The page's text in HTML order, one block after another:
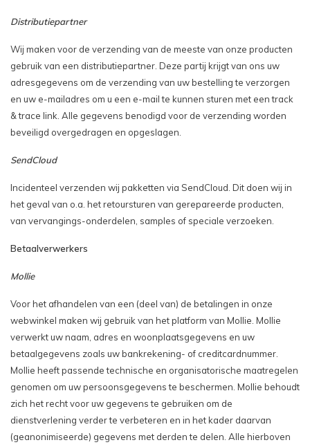
Distributiepartner
Wij maken voor de verzending van de meeste van onze producten
gebruik van een distributiepartner. Deze partij krijgt van ons uw
adresgegevens om de verzending van uw bestelling te verzorgen
en uw e-mailadres om u een e-mail te kunnen sturen met een track
& trace link. Alle gegevens benodigd voor de verzending worden
beveiligd overgedragen en opgeslagen.
SendCloud
Incidenteel verzenden wij pakketten via SendCloud. Dit doen wij in
het geval van o.a. het retoursturen van gerepareerde producten,
van vervangings-onderdelen, samples of speciale verzoeken.
Betaalverwerkers
Mollie
Voor het afhandelen van een (deel van) de betalingen in onze
webwinkel maken wij gebruik van het platform van Mollie. Mollie
verwerkt uw naam, adres en woonplaatsgegevens en uw
betaalgegevens zoals uw bankrekening- of creditcardnummer.
Mollie heeft passende technische en organisatorische maatregelen
genomen om uw persoonsgegevens te beschermen. Mollie behoudt
zich het recht voor uw gegevens te gebruiken om de
dienstverlening verder te verbeteren en in het kader daarvan
(geanonimiseerde) gegevens met derden te delen. Alle hierboven